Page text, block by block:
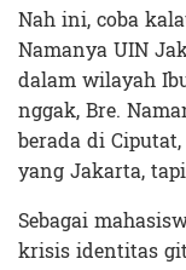
Nah ini, coba
Namanya UIN
dalam wilayah
nggak, Bre.
berada di
yang Jakarta,
Sebagai
krisis identitas